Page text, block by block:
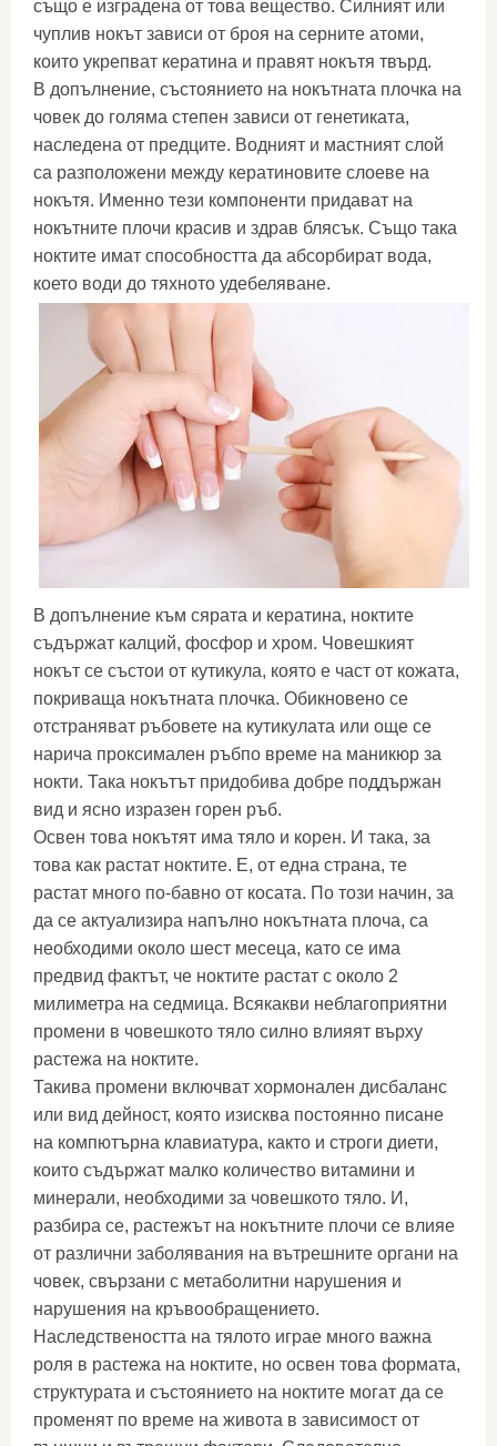
също е изградена от това вещество. Силният или
чуплив нокът зависи от броя на серните атоми,
които укрепват кератина и правят нокътя твърд.
В допълнение, състоянието на нокътната плочка на
човек до голяма степен зависи от генетиката,
наследена от предците. Водният и мастният слой
са разположени между кератиновите слоеве на
нокътя. Именно тези компоненти придават на
нокътните плочи красив и здрав блясък. Също така
ноктите имат способността да абсорбират вода,
което води до тяхното удебеляване.
В допълнение към сярата и кератина, ноктите
съдържат калций, фосфор и хром. Човешкият
нокът се състои от кутикула, която е част от кожата,
покриваща нокътната плочка. Обикновено се
отстраняват ръбовете на кутикулата или още се
нарича проксимален ръбпо време на маникюр за
нокти. Така нокътът придобива добре поддържан
вид и ясно изразен горен ръб.
Освен това нокътят има тяло и корен. И така, за
това как растат ноктите. Е, от една страна, те
растат много по-бавно от косата. По този начин, за
да се актуализира напълно нокътната плоча, са
необходими около шест месеца, като се има
предвид фактът, че ноктите растат с около 2
милиметра на седмица. Всякакви неблагоприятни
промени в човешкото тяло силно влияят върху
растежа на ноктите.
Такива промени включват хормонален дисбаланс
или вид дейност, която изисква постоянно писане
на компютърна клавиатура, както и строги диети,
които съдържат малко количество витамини и
минерали, необходими за човешкото тяло. И,
разбира се, растежът на нокътните плочи се влияе
от различни заболявания на вътрешните органи на
човек, свързани с метаболитни нарушения и
нарушения на кръвообращението.
Наследствеността на тялото играе много важна
роля в растежа на ноктите, но освен това формата,
структурата и състоянието на ноктите могат да се
променят по време на живота в зависимост от